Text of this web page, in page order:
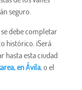
seguro.
debe completar
histórico. ¡Será
hasta esta ciudad
en Ávila, o el